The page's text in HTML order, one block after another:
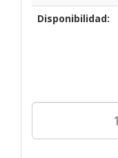
Disponibilidad: